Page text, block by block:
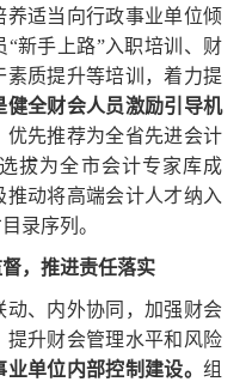
适当向行政事业单位倾
“新手上路”入职培训、财
质提升等培训，着力提
健全财会人员激励引导机
优先推荐为全省先进会计
拔为全市会计专家库成
动将高端会计人才纳入
录序列。
，推进责任落实
、内外协同，加强财会
提升财会管理水平和风险
业单位内部控制建设。组